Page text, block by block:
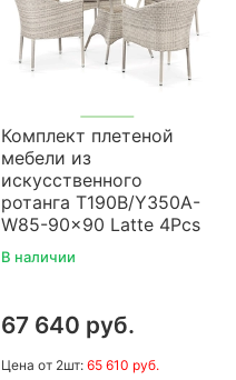
Комплект плетеной
мебели из
искусственного
ротанга T190B/Y350A-
W85-90x90 Latte 4Pcs
В наличии
67 640 руб.
Цена от 2шт: 65 610 руб.